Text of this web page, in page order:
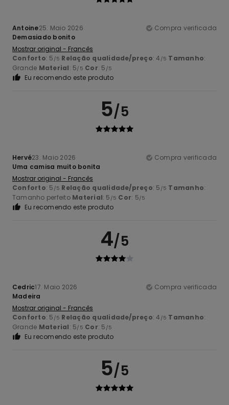
Antoine25. Maio 2026
Compra verificada
Demasiado bonito
Mostrar original - Francês
Conforto: 5 /5 Relação qualidade/preço: 4 /5 Tamanho:
Grande Material: 5/5 Cor: 5 /5
Eu recomendo este produto
5/5
Hervé23. Maio 2026
Compra verificada
Uma camisa muito bonita
Mostrar original - Francês
Conforto: 5 /5 Relação qualidade/preço: 5 /5 Tamanho:
Tamanho perfeito Material: 5 /5 Cor: 5/5
Eu recomendo este produto
4/5
Cedric17. Maio 2026
Compra verificada
Madeira
Mostrar original - Francês
Conforto: 5 /5 Relação qualidade/preço: 4 /5 Tamanho:
Grande Material: 5/5 Cor: 5 /5
Eu recomendo este produto
5/5